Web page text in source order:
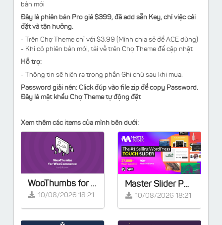
bản mới
Đây là phiên bản Pro giá $399, đã add sẵn Key, chỉ việc cài
đặt và tận hưởng.
- Trên Chợ Theme chỉ với $3.99 (Mình chia sẻ để ACE dùng)
- Khi có phiên bản mới, tải về trên Chợ Theme để cập nhật
Hỗ trợ:
- Thông tin sẽ hiện ra trong phần Ghi chú sau khi mua.
Password giải nén: Click đúp vào file zip để copy Password.
Đây là mật khẩu Chợ Theme tự động đặt
Xem thêm các items của mình bên dưới:
WooThumbs for WooCommerce v5.13.2
10/08/2026 18:21
Master Slider PRO v3.7.7 - Touch Layer Slider WordPress Plugin
10/08/2026 18:21